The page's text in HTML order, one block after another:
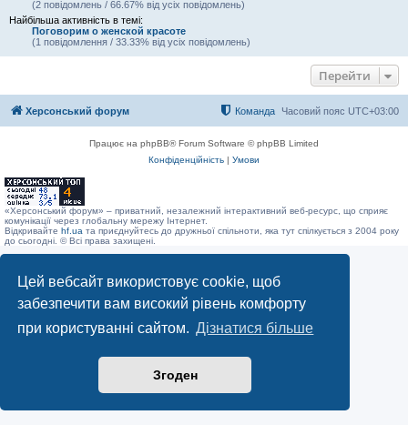
Цей вебсайт використовує cookie, щоб
забезпечити вам високий рівень комфорту
при користуванні сайтом. Дізнатися більше
Згоден
(2 повідомлень / 66.67% від усіх повідомлень)
Найбільша активність в темі:
Поговорим о женской красоте
(1 повідомлення / 33.33% від усіх повідомлень)
Перейти
Херсонський форум Часовий пояс UTC+03:00
Команда
Працює на phpBB® Forum Software © phpBB Limited
Конфіденційність | Умови
«Херсонський форум» – приватний, незалежний інтерактивний веб-ресурс, що сприяє
комунікації через глобальну мережу Інтернет.
Відкривайте hf.ua та приєднуйтесь до дружньої спільноти, яка тут спілкується з 2004 року
до сьогодні. © Всі права захищені.